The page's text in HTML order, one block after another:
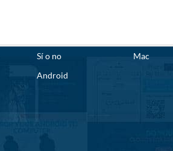
Sí o no Mac
Android